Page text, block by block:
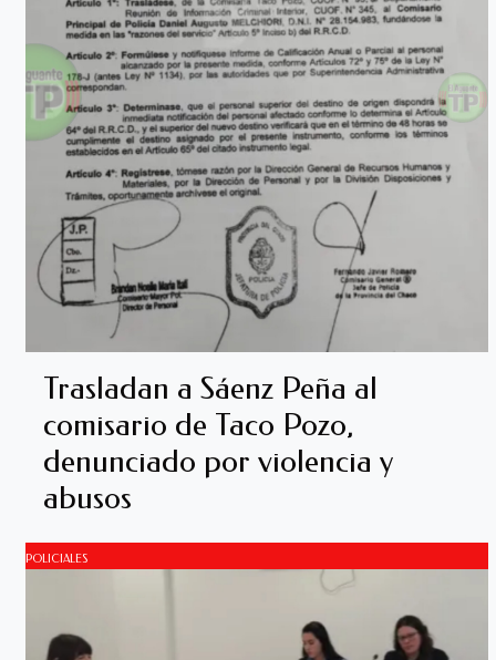
Trasladan a Sáenz Peña al
comisario de Taco Pozo,
denunciado por violencia y
abusos
POLICIALES